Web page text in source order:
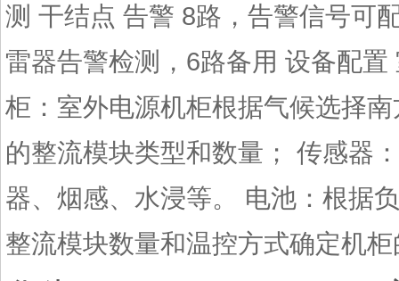
测 干结点 告警 8路，告警信号可
雷器告警检测，6路备用 设备配
柜：室外电源机柜根据气候选择
的整流模块类型和数量； 传感器
器、烟感、水浸等。 电池：根据
整流模块数量和温控方式确定机